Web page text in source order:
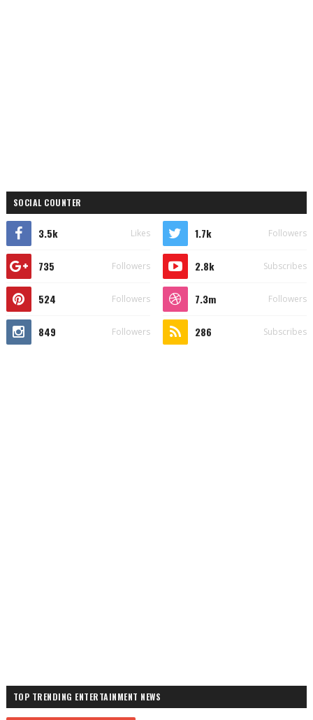
SOCIAL COUNTER
3.5k Likes 1.7k Followers
735 Followers 2.8k Subscribes
524 Followers 7.3m Followers
849 Followers 286 Subscribes
TOP TRENDING ENTERTAINMENT NEWS